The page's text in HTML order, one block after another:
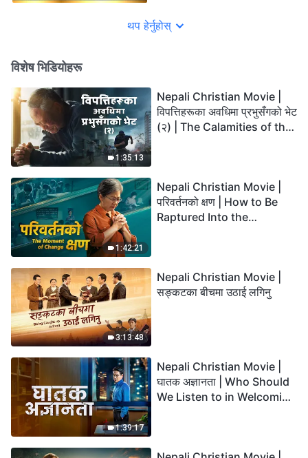
थप हेर्नुहोस्
विशेष भिडियोहरू
1:35:13
Nepali Christian Movie |
विपत्तिहरूका अवधिमा प्रभुसँगको भेट
(२) | The Calamities of the
1:42:21
Nepali Christian Movie |
परिवर्तनको क्षण | How to Be
Raptured Into the
3:13:48
Nepali Christian Movie |
सङ्कटका बीचमा उठाई लगिनु
1:39:17
Nepali Christian Movie |
घातक अज्ञानता | Who Should
We Listen to in Welcoming